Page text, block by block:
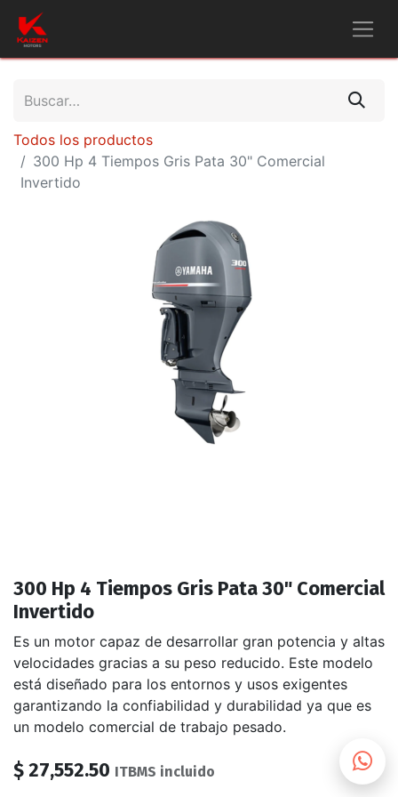
Todos los productos
300 Hp 4 Tiempos Gris Pata 30" Comercial
Invertido
300 Hp 4 Tiempos Gris Pata 30" Comercial
Invertido
Es un motor capaz de desarrollar gran potencia y altas
velocidades gracias a su peso reducido. Este modelo
está diseñado para los entornos y usos exigentes
garantizando la confiabilidad y durabilidad ya que es
un modelo comercial de trabajo pesado.
$27,552.50 ITBMS incluido